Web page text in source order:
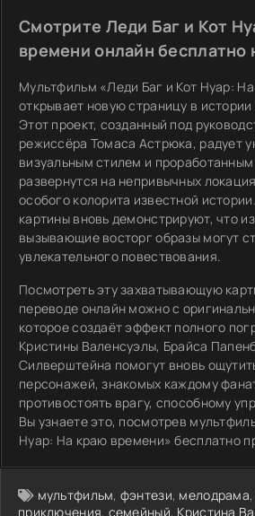
Смотрите Леди Баг и Кот
времени онлайн бесплатно
Мультфильм «Леди Баг и Кот Нуар:
открывает новую страницу в
Этот проект, созданный под
режиссёра Томаса Астрюка, радует
визуальным стилем и
развернутся на непривычных
особого колорита известной
картины вновь демонстрируют, что
вызывающие восторг образы могут
увлекательного повествования.
Посмотреть эту захватывающую
переводе онлайн можно с
которое создаёт эффект полного
Кристины Валенсуэлы, Брайса
Силверштейна помогут вновь
персонажей, знакомых каждому
противостоять врагу, способному
Вы узнаете это, посмотрев
Нуар: На краю времени» бесплатно
мультфильм, фэнтези, мелодрама,
приключения, семейный, Кристина